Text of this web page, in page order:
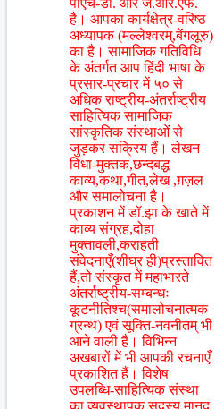
पीएच-डी. और जे.आर.एफ.
है। आपका कार्यक्षेत्र-वरिष्ठ
अध्यापक (मल्लेश्वरम्,बेंगलूरु)
का है। सामाजिक गतिविधि
के अंतर्गत आप हिंंदी भाषा के
प्रसार-प्रचार में ५० से
अधिक राष्ट्रीय-अंतर्राष्ट्रीय
साहित्यिक सामाजिक
सांस्कृतिक संस्थाओं से
जुड़कर सक्रिय हैं। लेखन
विधा-मुक्तक,छन्दबद्ध
काव्य,कथा,गीत,लेख ,ग़ज़ल
और समालोचना है।
प्रकाशन में डॉ.झा के खाते में
काव्य संग्रह,दोहा
मुक्तावली,कराहती
संवेदनाएँ(शीघ्र ही)प्रस्तावित
हैं,तो संस्कृत में महाभारते
अंतर्राष्ट्रीय-सम्बन्धः
कूटनीतिश्च(समालोचनात्मक
ग्रन्थ) एवं सूक्ति-नवनीतम् भी
आने वाली है। विभिन्न
अखबारों में भी आपकी रचनाएँ
प्रकाशित हैं। विशेष
उपलब्धि-साहित्यिक संस्था